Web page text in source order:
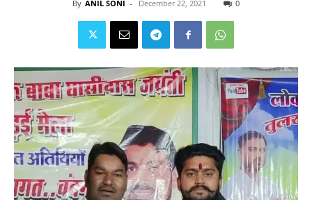
By ANIL SONI - December 22, 2021 0